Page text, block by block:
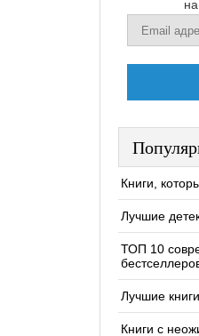
Книги,
Лучшие
ТОП 10
Лучшие
Книги с